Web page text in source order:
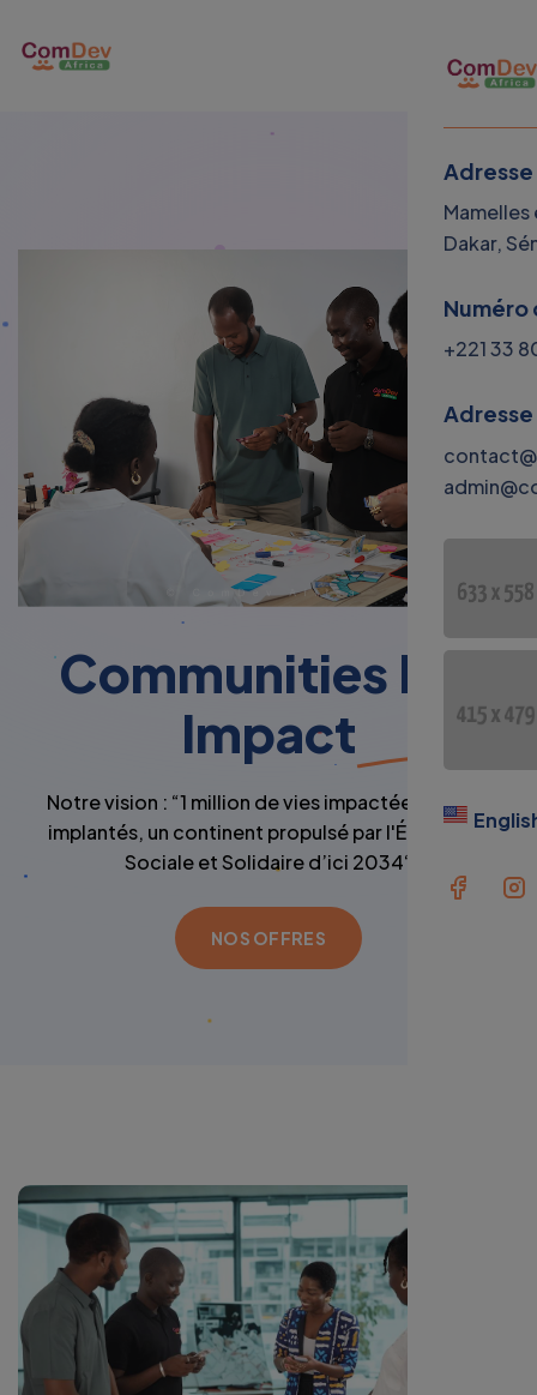
Mamelles
Dakar,
+221 33
Communities For
Impact
Notre vision : “1 million de vies impactées, 5 hubs
implantés, un continent propulsé par l'Économie
Sociale et Solidaire d’ici 2034“
NOS OFFRES